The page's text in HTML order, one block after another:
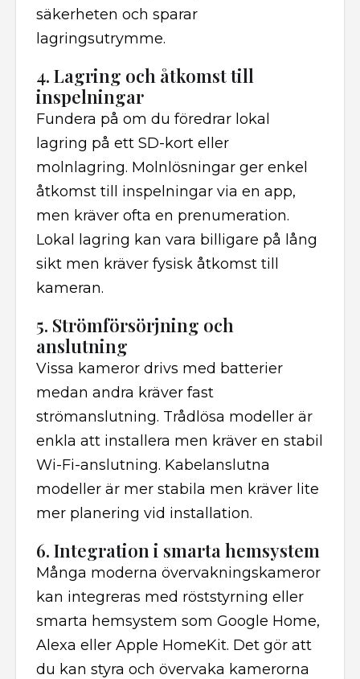
säkerheten och sparar
lagringsutrymme.
4. Lagring och åtkomst till
inspelningar
Fundera på om du föredrar lokal
lagring på ett SD-kort eller
molnlagring. Molnlösningar ger enkel
åtkomst till inspelningar via en app,
men kräver ofta en prenumeration.
Lokal lagring kan vara billigare på lång
sikt men kräver fysisk åtkomst till
kameran.
5. Strömförsörjning och
anslutning
Vissa kameror drivs med batterier
medan andra kräver fast
strömanslutning. Trådlösa modeller är
enkla att installera men kräver en stabil
Wi-Fi-anslutning. Kabelanslutna
modeller är mer stabila men kräver lite
mer planering vid installation.
6. Integration i smarta hemsystem
Många moderna övervakningskameror
kan integreras med röststyrning eller
smarta hemsystem som Google Home,
Alexa eller Apple HomeKit. Det gör att
du kan styra och övervaka kamerorna